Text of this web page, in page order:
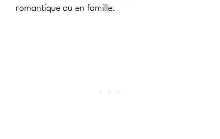
romantique ou en famille.